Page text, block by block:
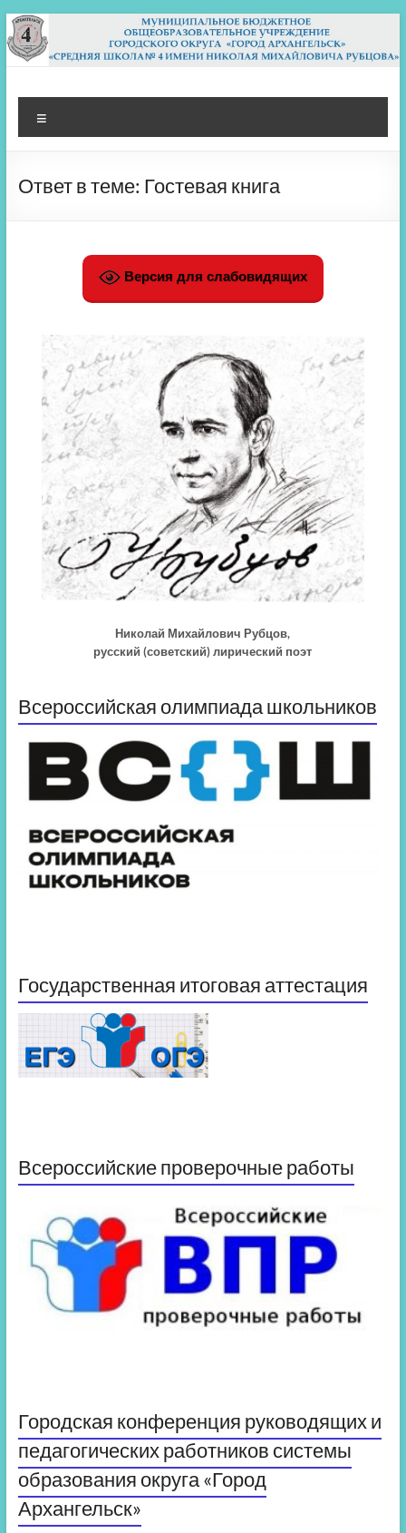
Перейти
к
содержимому
МБОУ СШ 4
Архангельск
Ответ в теме: Гостевая книга
Версия для слабовидящих
Николай Михайлович Рубцов,
русский (советский) лирический поэт
Всероссийская олимпиада школьников
Государственная итоговая аттестация
Всероссийские проверочные работы
Городская конференция руководящих и
педагогических работников системы
образования округа «Город
Архангельск»